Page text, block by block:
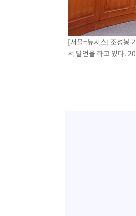
[서울=뉴시스] 조성봉
서 발언을 하고 있다.